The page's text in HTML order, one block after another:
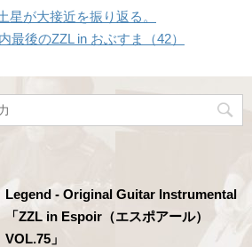
星が大接近を振り返る。
後のZZL in おぶすま（42）
Legend - Original Guitar Instrumental
「ZZL in Espoir（エスポアール）
VOL.75」